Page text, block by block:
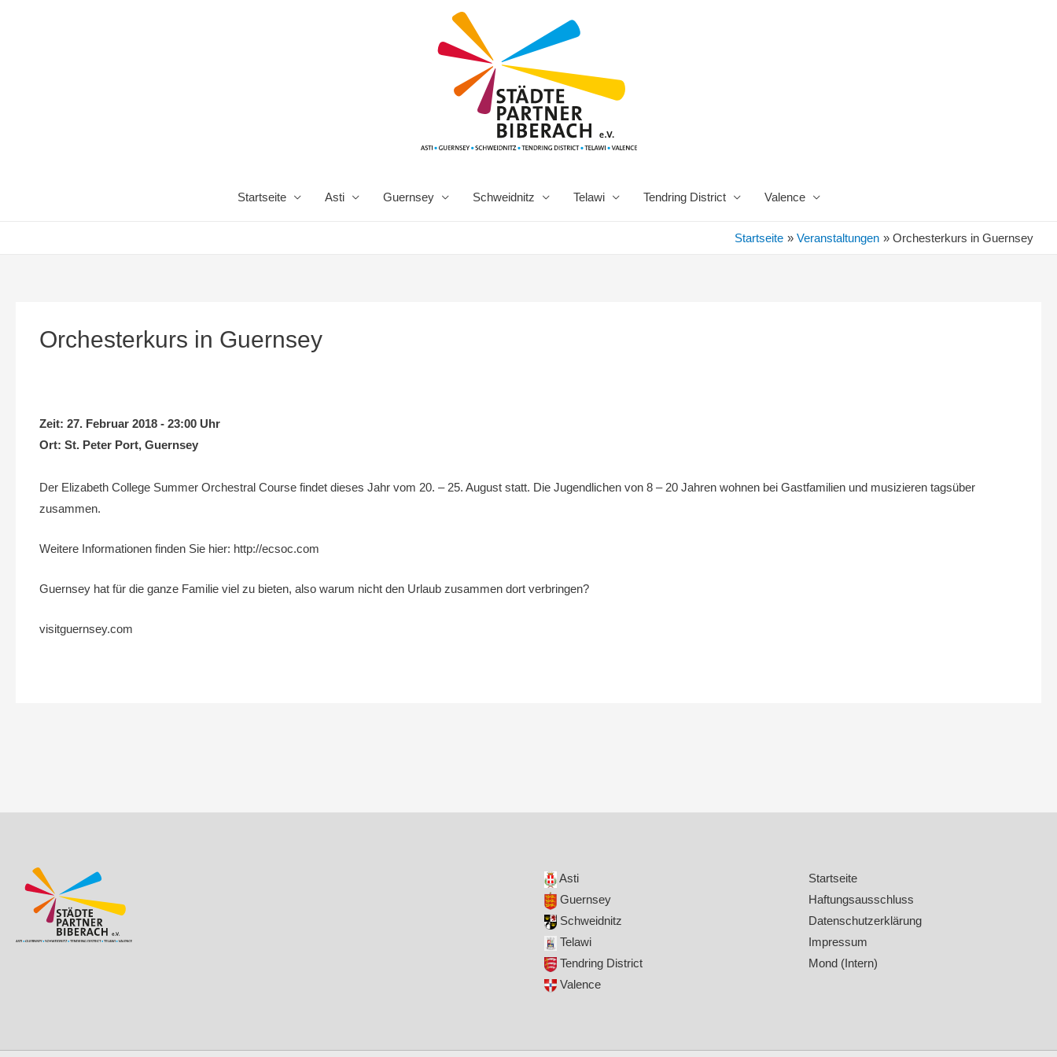
Startseite Asti Guernsey Schweidnitz Telawi Tendring District Valence
Startseite Veranstaltungen Orchesterkurs in Guernsey
Orchesterkurs in Guernsey
Zeit: 27. Februar 2018 - 23:00 Uhr
Ort: St. Peter Port, Guernsey
Der Elizabeth College Summer Orchestral Course findet dieses Jahr vom 20. – 25. August statt. Die Jugendlichen von 8 – 20 Jahren wohnen bei Gastfamilien und musizieren tagsüber
zusammen.
Weitere Informationen finden Sie hier: http://ecsoc.com
Guernsey hat für die ganze Familie viel zu bieten, also warum nicht den Urlaub zusammen dort verbringen?
visitguernsey.com
Asti
Guernsey
Schweidnitz
Telawi
Tendring District
Valence
Startseite
Haftungsausschluss
Datenschutzerklärung
Impressum
Mond (Intern)